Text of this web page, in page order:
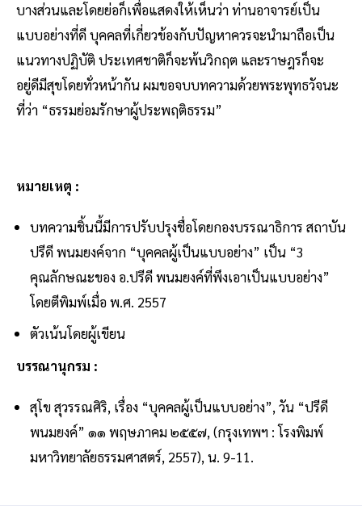
บางส่วนและโดยย่อก็เพื่อแสดงให้เห็นว่า ท่านอาจารย์เป็น
แบบอย่างที่ดี บุคคลที่เกี่ยวข้องกับปัญหาควรจะนํามาถือเป็น
แนวทางปฏิบัติ ประเทศชาติก็จะพ้นวิกฤต และราษฎรก็จะ
อยู่ดีมีสุขโดยทั่วหน้ากัน ผมขอจบบทความด้วยพระพุทธวัจนะ
ที่ว่า “ธรรมย่อมรักษาผู้ประพฤติธรรม”
หมายเหตุ :
บทความชิ้นนี้มีการปรับปรุงชื่อโดยกองบรรณาธิการ สถาบัน
ปรีดี พนมยงค์จาก “บุคคลผู้เป็นแบบอย่าง” เป็น “3
คุณลักษณะของ อ.ปรีดี พนมยงค์ที่พึงเอาเป็นแบบอย่าง”
โดยตีพิมพ์เมื่อ พ.ศ. 2557
ตัวเน้นโดยผู้เขียน
บรรณานุกรม :
สุโข สุวรรณศิริ, เรื่อง “บุคคลผู้เป็นแบบอย่าง”, วัน “ปรีดี
พนมยงค์” ๑๑ พฤษภาคม ๒๕๕๗, (กรุงเทพฯ : โรงพิมพ์
มหาวิทยาลัยธรรมศาสตร์, 2557), น. 9-11.